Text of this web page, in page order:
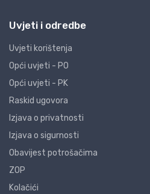
Uvjeti i odredbe
Uvjeti korištenja
Opći uvjeti - PO
Opći uvjeti - PK
Raskid ugovora
Izjava o privatnosti
Izjava o sigurnosti
Obavijest potrošačima
ZOP
Kolačići